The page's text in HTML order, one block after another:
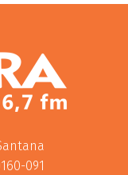
091